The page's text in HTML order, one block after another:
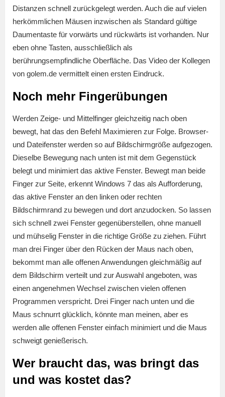
Distanzen schnell zurückgelegt werden. Auch die auf vielen
herkömmlichen Mäusen inzwischen als Standard gültige
Daumentaste für vorwärts und rückwärts ist vorhanden. Nur
eben ohne Tasten, ausschließlich als
berührungsempfindliche Oberfläche. Das Video der Kollegen
von golem.de vermittelt einen ersten Eindruck.
Noch mehr Fingerübungen
Werden Zeige- und Mittelfinger gleichzeitig nach oben
bewegt, hat das den Befehl Maximieren zur Folge. Browser-
und Dateifenster werden so auf Bildschirmgröße aufgezogen.
Dieselbe Bewegung nach unten ist mit dem Gegenstück
belegt und minimiert das aktive Fenster. Bewegt man beide
Finger zur Seite, erkennt Windows 7 das als Aufforderung,
das aktive Fenster an den linken oder rechten
Bildschirmrand zu bewegen und dort anzudocken. So lassen
sich schnell zwei Fenster gegenüberstellen, ohne manuell
und mühselig Fenster in die richtige Größe zu ziehen. Führt
man drei Finger über den Rücken der Maus nach oben,
bekommt man alle offenen Anwendungen gleichmäßig auf
dem Bildschirm verteilt und zur Auswahl angeboten, was
einen angenehmen Wechsel zwischen vielen offenen
Programmen verspricht. Drei Finger nach unten und die
Maus schnurrt glücklich, könnte man meinen, aber es
werden alle offenen Fenster einfach minimiert und die Maus
schweigt genießerisch.
Wer braucht das, was bringt das
und was kostet das?